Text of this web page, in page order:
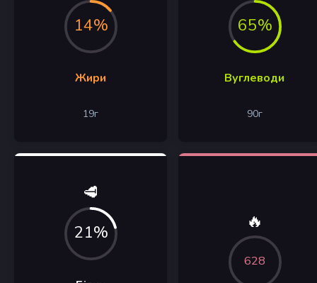
14%
Жири
19г
65%
Вуглеводи
90г
🥩
21% 🔥
628